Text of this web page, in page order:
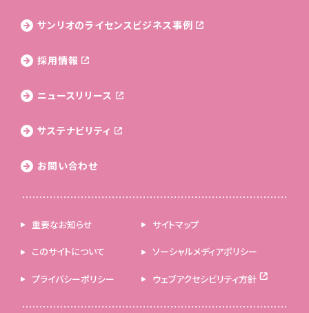
サンリオのライセンスビジネス事例
採用情報
ニュースリリース
サステナビリティ
お問い合わせ
重要なお知らせ サイトマップ
このサイトについて ソーシャルメディアポリシー
プライバシーポリシー ウェブアクセシビリティ方針